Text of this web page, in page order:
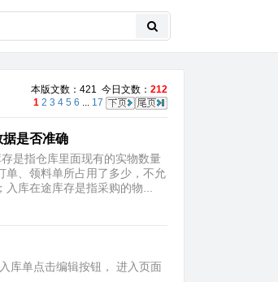
本版文数：421 今日文数： 212
1 2 3 4 5 6 ... 17
是否准确
是指仓库里面现有的实物数量
单、领料单所占用了多少，不允
库在途库存是指采购的物...
库单点击编辑按钮， 进入页面